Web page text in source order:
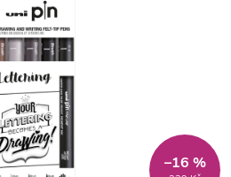
–16 %